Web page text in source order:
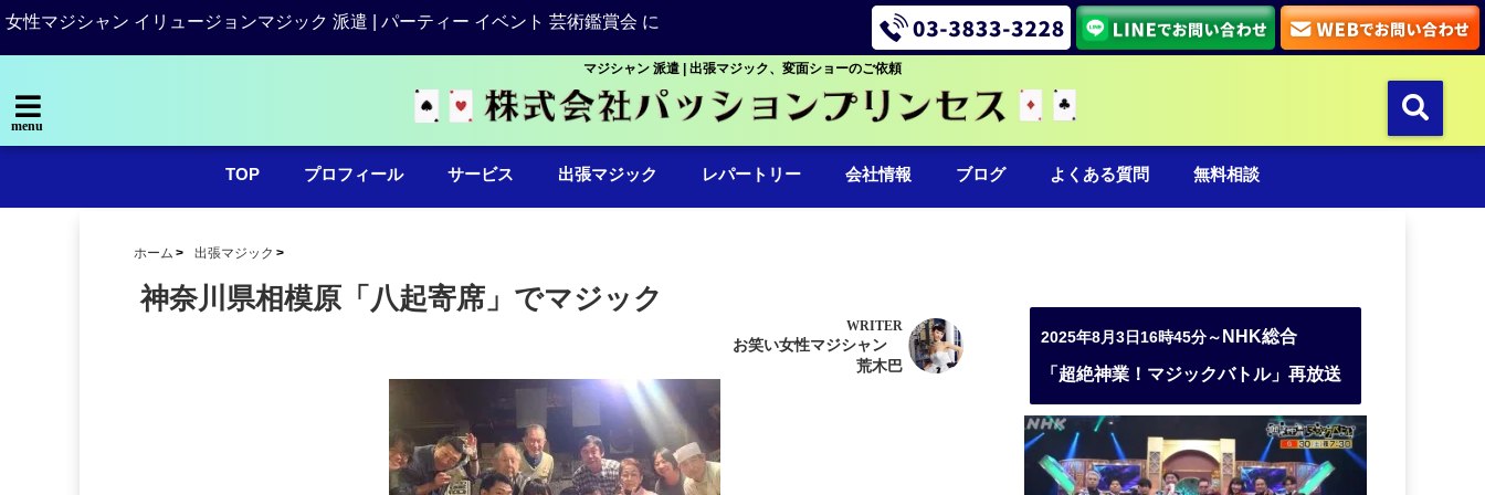
女性マジシャン イリュージョンマジック 派遣 | パーティー イベント 芸術鑑賞会 に
マジシャン 派遣 | 出張マジック、変面ショーのご依頼
menu
TOP プロフィール サービス 出張マジック レパートリー 会社情報 ブログ よくある質問 無料相談
ホーム 出張マジック
神奈川県相模原「八起寄席」でマジック
WRITER
お笑い女性マジシャン
荒木巴
2025年8月3日16時45分～ NHK総合
「超絶神業！マジックバトル」再放送